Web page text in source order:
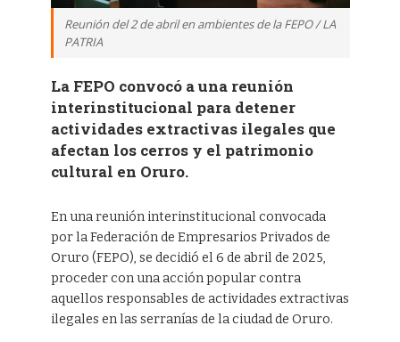
Reunión del 2 de abril en ambientes de la FEPO / LA
PATRIA
La FEPO convocó a una reunión
interinstitucional para detener
actividades extractivas ilegales que
afectan los cerros y el patrimonio
cultural en Oruro.
En una reunión interinstitucional convocada
por la Federación de Empresarios Privados de
Oruro (FEPO), se decidió el 6 de abril de 2025,
proceder con una acción popular contra
aquellos responsables de actividades extractivas
ilegales en las serranías de la ciudad de Oruro.